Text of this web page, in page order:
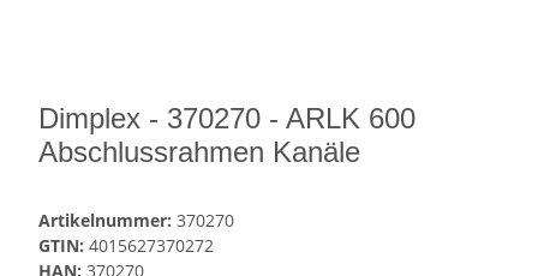
Dimplex - 370270 - ARLK 600
Abschlussrahmen Kanäle
Artikelnummer: 370270
GTIN: 4015627370272
HAN: 370270